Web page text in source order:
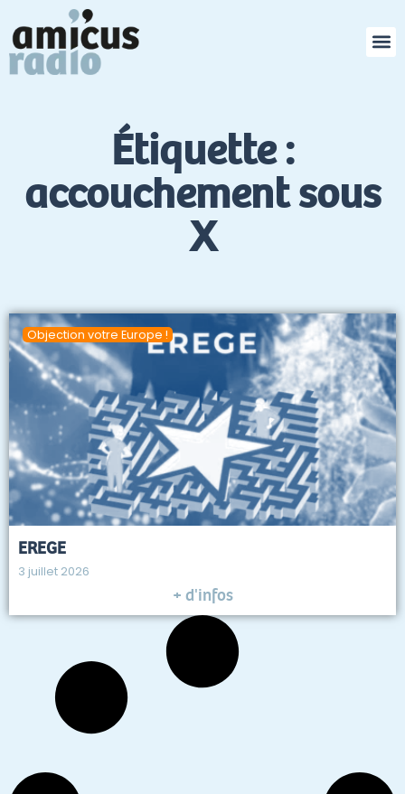
Étiquette :
accouchement sous
X
Objection votre Europe !
EREGE
3 juillet 2026
+ d'infos